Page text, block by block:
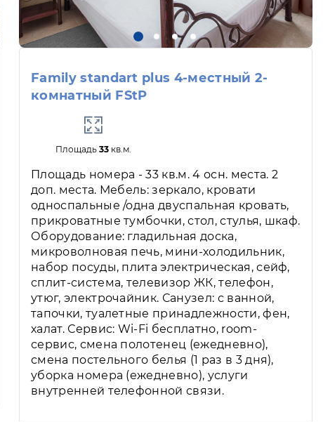
Family standart plus 4-местный 2-
комнатный FStP
Площадь 33кв.м.
Площадь номера - 33 кв.м. 4 осн. места. 2
доп. места. Мебель: зеркало, кровати
односпальные /одна двуспальная кровать,
прикроватные тумбочки, стол, стулья, шкаф.
Оборудование: гладильная доска,
микроволновая печь, мини-холодильник,
набор посуды, плита электрическая, сейф,
сплит-система, телевизор ЖК, телефон,
утюг, электрочайник. Санузел: с ванной,
тапочки, туалетные принадлежности, фен,
халат. Сервис: Wi-Fi бесплатно, room-
сервис, смена полотенец (ежедневно),
смена постельного белья (1 раз в 3 дня),
уборка номера (ежедневно), услуги
внутренней телефонной связи.